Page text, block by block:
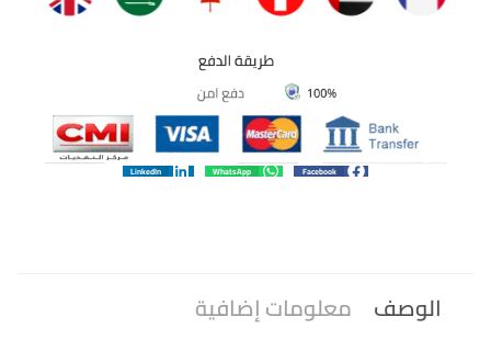
Facebook
WhatsApp
LinkedIn
الوصف معلومات إضافية